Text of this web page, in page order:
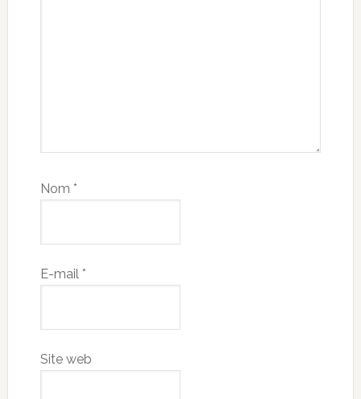
Nom *
E-mail *
Site web